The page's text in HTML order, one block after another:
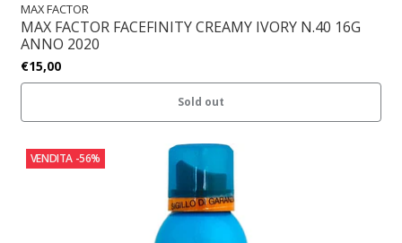
MAX FACTOR
MAX FACTOR FACEFINITY CREAMY IVORY N.40 16G
ANNO 2020
€15,00
Sold out
VENDITA -56%